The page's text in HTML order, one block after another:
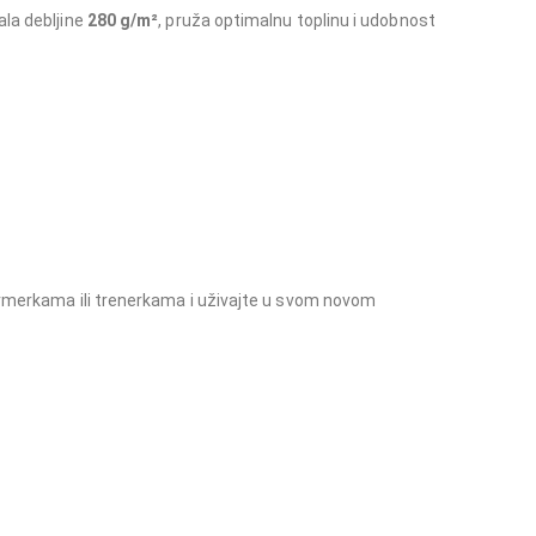
debljine 280 g/m², pruža optimalnu toplinu i udobnost
ili trenerkama i uživajte u svom novom